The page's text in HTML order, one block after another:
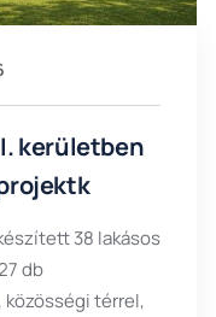
kerületben
38 lakásos
db
térrel,